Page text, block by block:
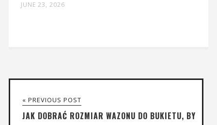
JUNE 23, 2026
« PREVIOUS POST
JAK DOBRAĆ ROZMIAR WAZONU DO BUKIETU, BY